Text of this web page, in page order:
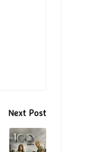
Next Post